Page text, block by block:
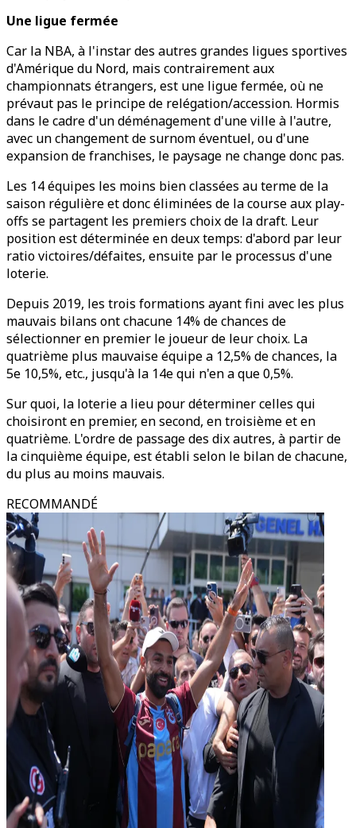
Une ligue fermée
Car la NBA, à l'instar des autres grandes ligues sportives
d'Amérique du Nord, mais contrairement aux
championnats étrangers, est une ligue fermée, où ne
prévaut pas le principe de relégation/accession. Hormis
dans le cadre d'un déménagement d'une ville à l'autre,
avec un changement de surnom éventuel, ou d'une
expansion de franchises, le paysage ne change donc pas.
Les 14 équipes les moins bien classées au terme de la
saison régulière et donc éliminées de la course aux play-
offs se partagent les premiers choix de la draft. Leur
position est déterminée en deux temps: d'abord par leur
ratio victoires/défaites, ensuite par le processus d'une
loterie.
Depuis 2019, les trois formations ayant fini avec les plus
mauvais bilans ont chacune 14% de chances de
sélectionner en premier le joueur de leur choix. La
quatrième plus mauvaise équipe a 12,5% de chances, la
5e 10,5%, etc., jusqu'à la 14e qui n'en a que 0,5%.
Sur quoi, la loterie a lieu pour déterminer celles qui
choisiront en premier, en second, en troisième et en
quatrième. L'ordre de passage des dix autres, à partir de
la cinquième équipe, est établi selon le bilan de chacune,
du plus au moins mauvais.
RECOMMANDÉ